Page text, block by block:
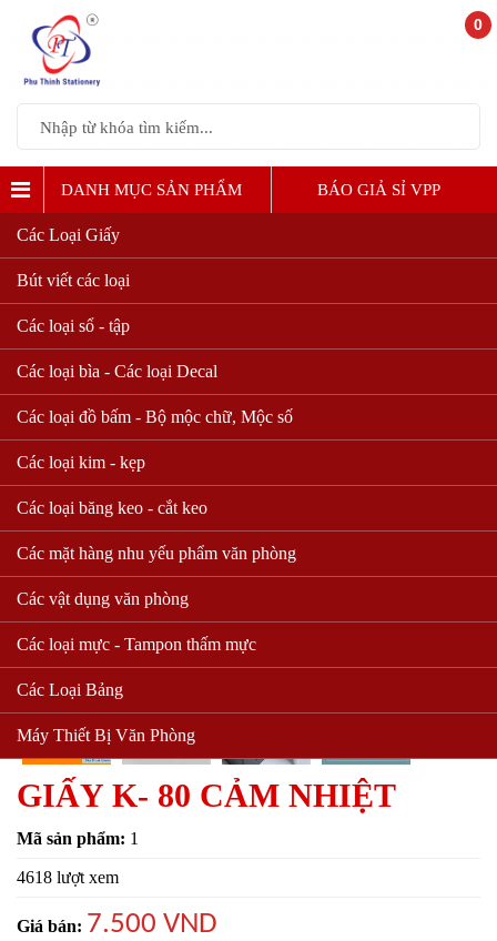
DANH MỤC SẢN PHẨM BÁO GIẢ SỈ VPP
Các Loại Giấy
Bút viết các loại
Các loại sổ - tập
Các loại bìa - Các loại Decal
Các loại đồ bấm - Bộ mộc chữ, Mộc số
Các loại kim - kẹp
Các loại băng keo - cắt keo
Các mặt hàng nhu yếu phẩm văn phòng
Các vật dụng văn phòng
Các loại mực - Tampon thấm mực
Các Loại Bảng
Máy Thiết Bị Văn Phòng
GIẤY K- 80 CẢM NHIỆT
Mã sản phẩm: 1
4618 lượt xem
Giá bán: 7.500 VND
0